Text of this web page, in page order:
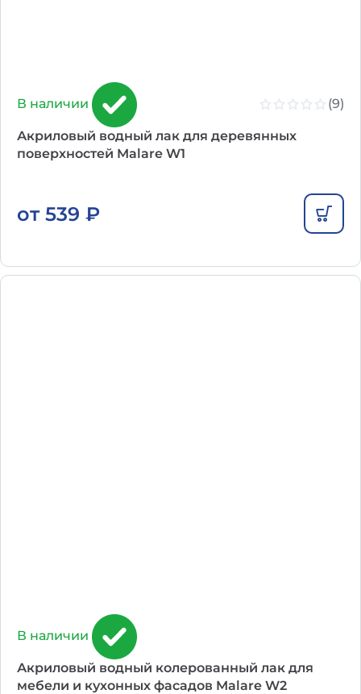
В наличии (9)
Акриловый водный лак для деревянных
поверхностей Malare W1
от 539 ₽
В наличии
Акриловый водный колерованный лак для
мебели и кухонных фасадов Malare W2